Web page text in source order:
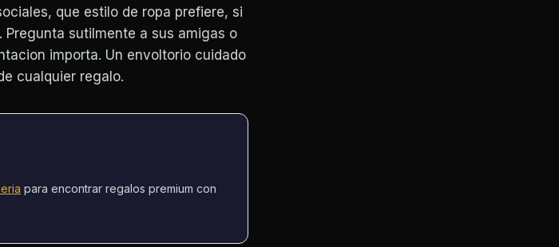
que estilo de ropa prefiere, si
sutilmente a sus amigas o
importa. Un envoltorio cuidado
cualquier regalo.
para encontrar regalos premium con